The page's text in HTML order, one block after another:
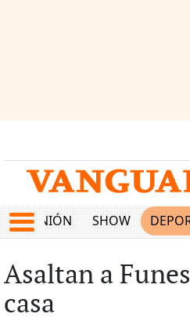
OPINIÓN SHOW
Asaltan a
casa